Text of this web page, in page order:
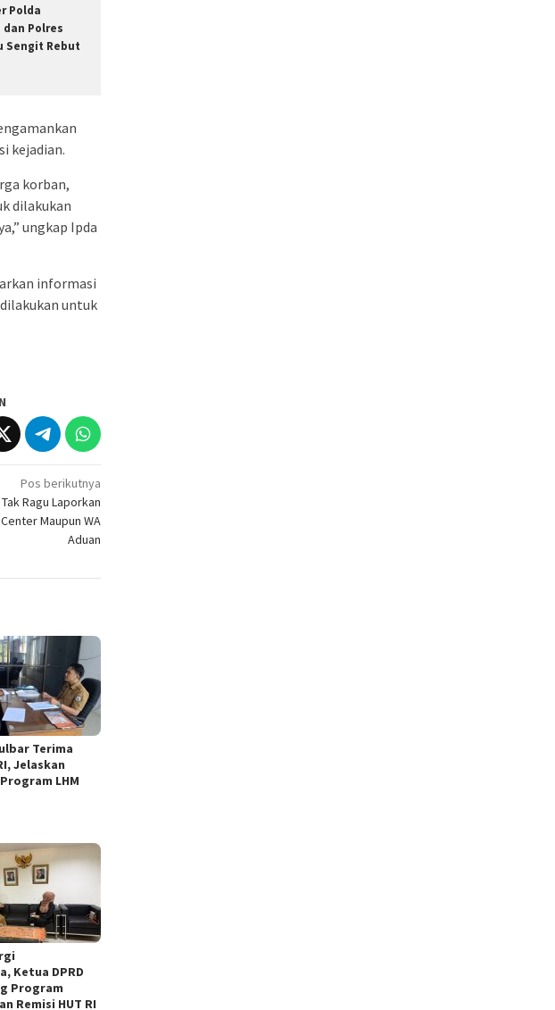
Polda
dan Polres
Sengit Rebut
kejadian.
korban,
dilakukan
ungkap Ipda
informasi
untuk
Pos berikutnya
Ragu Laporkan
Maupun WA
Aduan
Terima
Jelaskan
LHM
Ketua DPRD
Program
Remisi HUT RI